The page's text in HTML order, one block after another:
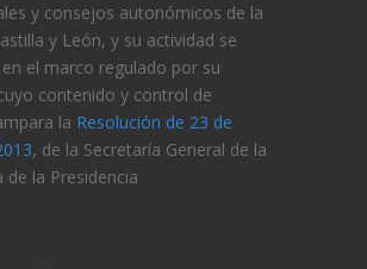
y consejos autonómicos de la
y León, y su actividad se
el marco regulado por su
contenido y control de
la Resolución de 23 de
, de la Secretaría General de la
de la Presidencia